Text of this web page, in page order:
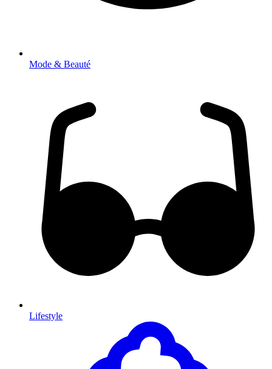
Mode & Beauté
Lifestyle